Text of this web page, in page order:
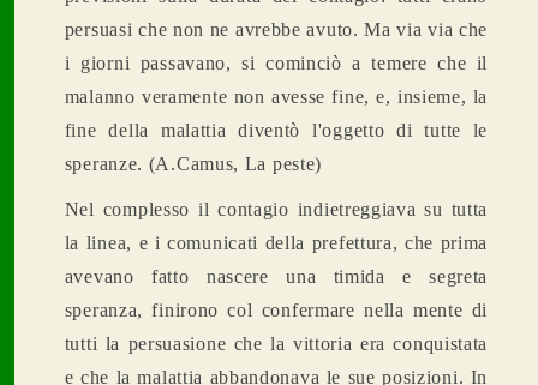
persuasi che non ne avrebbe avuto. Ma via via che
i giorni passavano, si cominciò a temere che il
malanno veramente non avesse fine, e, insieme, la
fine della malattia diventò l'oggetto di tutte le
speranze. (A.Camus, La peste)
Nel complesso il contagio indietreggiava su tutta
la linea, e i comunicati della prefettura, che prima
avevano fatto nascere una timida e segreta
speranza, finirono col confermare nella mente di
tutti la persuasione che la vittoria era conquistata
e che la malattia abbandonava le sue posizioni. In